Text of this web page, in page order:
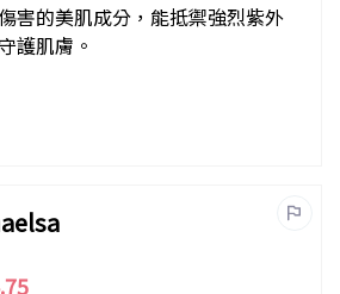
害的美肌成分，能抵禦強烈紫外
護肌膚。